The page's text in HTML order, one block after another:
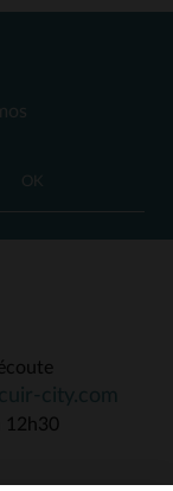
OK
12h30